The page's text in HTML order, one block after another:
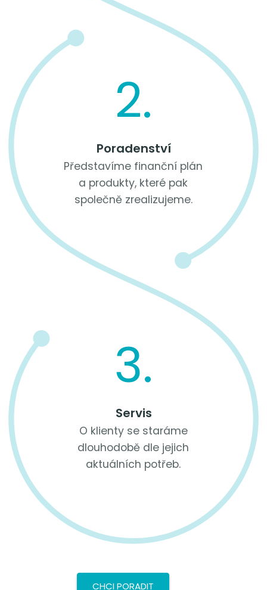
2.
Poradenství
Představíme finanční plán
a produkty, které pak
společně zrealizujeme.
3.
Servis
O klienty se staráme
dlouhodobě dle jejich
aktuálních potřeb.
CHCI PORADIT